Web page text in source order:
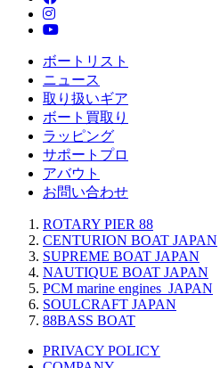
ボートリスト
ニュース
取り扱いギア
ボート買取り
ラッピング
サポートプロ
アバウト
お問い合わせ
ROTARY PIER 88
CENTURION BOAT JAPAN
SUPREME BOAT JAPAN
NAUTIQUE BOAT JAPAN
PCM marine engines JAPAN
SOULCRAFT JAPAN
88BASS BOAT
PRIVACY POLICY